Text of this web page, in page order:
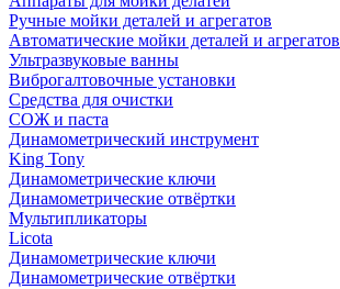
Ручные мойки деталей и агрегатов
Автоматические мойки деталей и агрегатов
Ультразвуковые ванны
Виброгалтовочные установки
Средства для очистки
СОЖ и паста
Динамометрический инструмент
King Tony
Динамометрические ключи
Динамометрические отвёртки
Мультипликаторы
Licota
Динамометрические ключи
Динамометрические отвёртки